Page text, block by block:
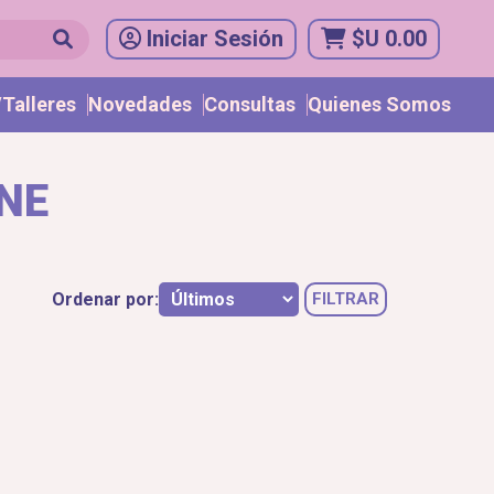
Iniciar Sesión $U 0.00
Novedades Consultas Quienes Somos
Ordenar por: FILTRAR